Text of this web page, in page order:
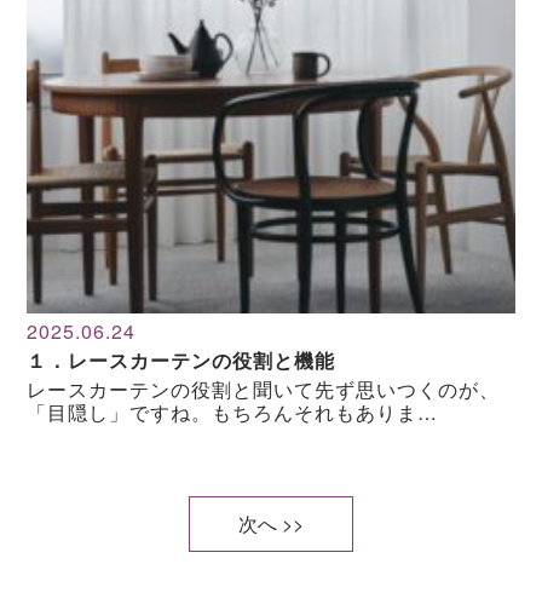
2025.06.24
１．レースカーテンの役割と機能
レースカーテンの役割と聞いて先ず思いつくのが、
「目隠し」ですね。もちろんそれもありま…
次へ >>